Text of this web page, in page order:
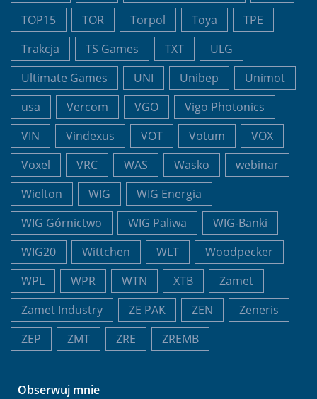
TOP15
TOR Torpol Toya
TPE
Trakcja
TS Games TXT
ULG
Ultimate Games
UNI Unibep
Unimot
usa
Vercom VGO
Vigo Photonics
VIN
Vindexus VOT Votum
VOX
Voxel
VRC WAS Wasko
webinar
Wielton
WIG
WIG Energia
WIG Górnictwo
WIG Paliwa
WIG-Banki
WIG20
Wittchen WLT
Woodpecker
WPL
WPR WTN XTB
Zamet
Zamet Industry
ZE PAK ZEN
Zeneris
ZEP
ZMT ZRE ZREMB
Obserwuj mnie